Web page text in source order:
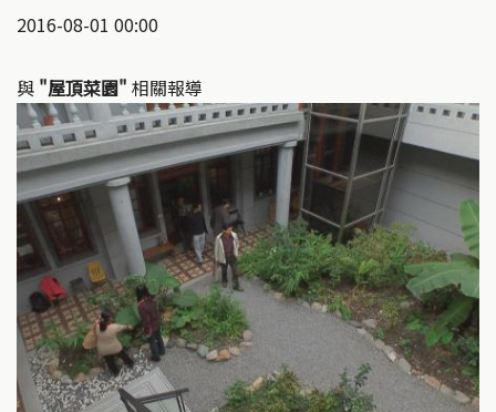
2016-08-01 00:00
與 "屋頂菜園" 相關報導